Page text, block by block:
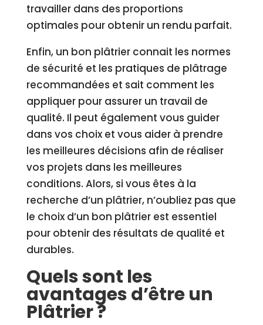
travailler dans des proportions
optimales pour obtenir un rendu parfait.
Enfin, un bon plâtrier connait les normes
de sécurité et les pratiques de plâtrage
recommandées et sait comment les
appliquer pour assurer un travail de
qualité. Il peut également vous guider
dans vos choix et vous aider à prendre
les meilleures décisions afin de réaliser
vos projets dans les meilleures
conditions. Alors, si vous êtes à la
recherche d’un plâtrier, n’oubliez pas que
le choix d’un bon plâtrier est essentiel
pour obtenir des résultats de qualité et
durables.
Quels sont les
avantages d’être un
Plâtrier ?